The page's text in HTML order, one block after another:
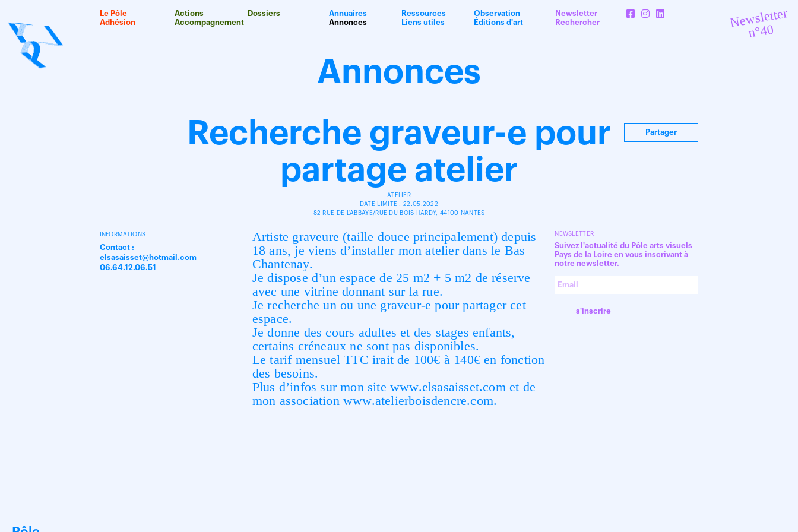
Newsletter
n°40
Le Pôle
Adhésion
Actions
Accompagnement
Dossiers
Annuaires
Annonces
Ressources
Liens utiles
Observation
Éditions d'art
Newsletter
Rechercher
Annonces
Partager
Recherche graveur-e pour
partage atelier
ATELIER
DATE LIMITE : 22.05.2022
82 RUE DE L'ABBAYE/RUE DU BOIS HARDY, 44100 NANTES
Artiste graveure (taille douce principalement) depuis
18 ans, je viens d’installer mon atelier dans le Bas
Chantenay.
Je dispose d’un espace de 25 m2 + 5 m2 de réserve
avec une vitrine donnant sur la rue.
Je recherche un ou une graveur-e pour partager cet
espace.
Je donne des cours adultes et des stages enfants,
certains créneaux ne sont pas disponibles.
Le tarif mensuel TTC irait de 100€ à 140€ en fonction
des besoins.
Plus d’infos sur mon site www.elsasaisset.com et de
mon association www.atelierboisdencre.com.
INFORMATIONS
Contact :
elsasaisset@hotmail.com
06.64.12.06.51
NEWSLETTER
Suivez l'actualité du Pôle arts visuels
Pays de la Loire en vous inscrivant à
notre newsletter.
s'inscrire